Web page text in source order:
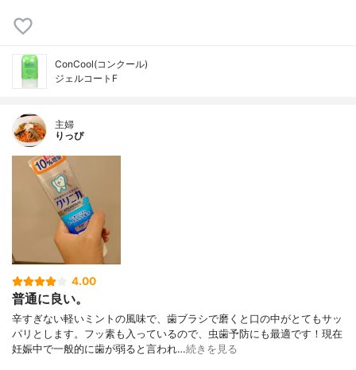
ConCool(コンクール)
ジェルコートF
主婦
りっぴ
4.00
普通に良い。
辛すぎない軽いミントの風味で、歯ブラシで磨くと口の中がとてもサッ
パリとします。フッ素も入っているので、虫歯予防にも最適です！現在
妊娠中で一般的に歯が弱ると言われ…続きを見る